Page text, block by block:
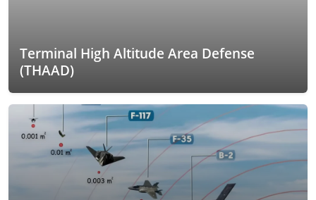
Terminal High Altitude Area Defense
(THAAD)